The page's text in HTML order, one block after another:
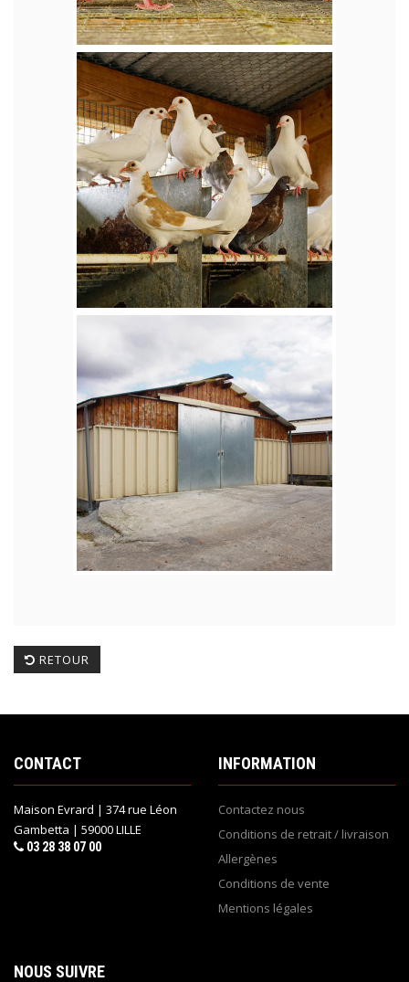
RETOUR
CONTACT
Maison Evrard | 374 rue Léon
Gambetta | 59000 LILLE
03 28 38 07 00
INFORMATION
Contactez nous
Conditions de retrait / livraison
Allergènes
Conditions de vente
Mentions légales
NOUS SUIVRE